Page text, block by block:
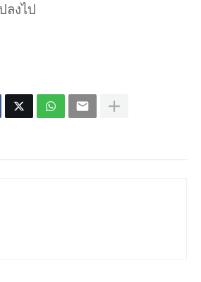
ลงไป